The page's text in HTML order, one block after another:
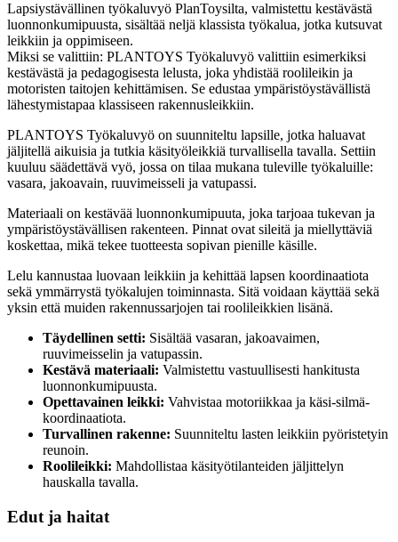
Lapsiystävällinen työkaluvyö PlanToysilta, valmistettu kestävästä
luonnonkumipuusta, sisältää neljä klassista työkalua, jotka kutsuvat
leikkiin ja oppimiseen.
Miksi se valittiin: PLANTOYS Työkaluvyö valittiin esimerkiksi
kestävästä ja pedagogisesta lelusta, joka yhdistää roolileikin ja
motoristen taitojen kehittämisen. Se edustaa ympäristöystävällistä
lähestymistapaa klassiseen rakennusleikkiin.
PLANTOYS Työkaluvyö on suunniteltu lapsille, jotka haluavat
jäljitellä aikuisia ja tutkia käsityöleikkiä turvallisella tavalla. Settiin
kuuluu säädettävä vyö, jossa on tilaa mukana tuleville työkaluille:
vasara, jakoavain, ruuvimeisseli ja vatupassi.
Materiaali on kestävää luonnonkumipuuta, joka tarjoaa tukevan ja
ympäristöystävällisen rakenteen. Pinnat ovat sileitä ja miellyttäviä
koskettaa, mikä tekee tuotteesta sopivan pienille käsille.
Lelu kannustaa luovaan leikkiin ja kehittää lapsen koordinaatiota
sekä ymmärrystä työkalujen toiminnasta. Sitä voidaan käyttää sekä
yksin että muiden rakennussarjojen tai roolileikkien lisänä.
Täydellinen setti: Sisältää vasaran, jakoavaimen,
ruuvimeisselin ja vatupassin.
Kestävä materiaali: Valmistettu vastuullisesti hankitusta
luonnonkumipuusta.
Opettavainen leikki: Vahvistaa motoriikkaa ja käsi-silmä-
koordinaatiota.
Turvallinen rakenne: Suunniteltu lasten leikkiin pyöristetyin
reunoin.
Roolileikki: Mahdollistaa käsityötilanteiden jäljittelyn
hauskalla tavalla.
Edut ja haitat